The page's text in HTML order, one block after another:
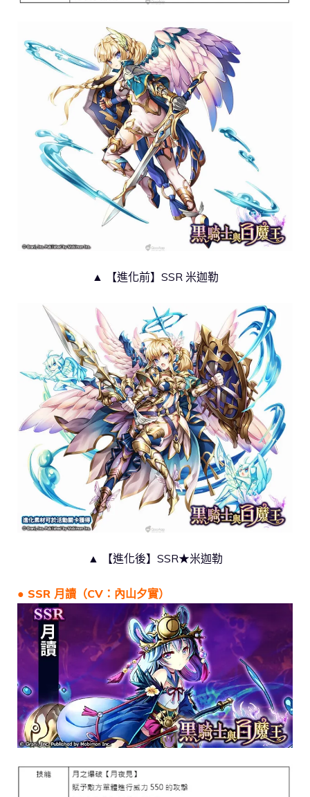
▲ 【進化前】SSR 米迦勒
▲ 【進化後】SSR★米迦勒
● SSR 月讀（CV：內山夕實）